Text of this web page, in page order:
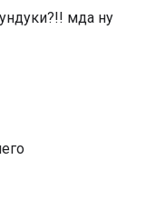
мда ну